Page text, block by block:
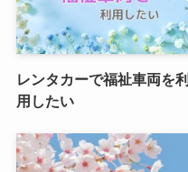
レンタカーで福祉車両を利
用したい